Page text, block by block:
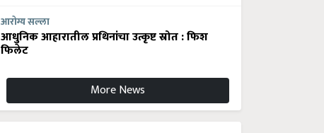
आरोग्य सल्ला
आधुनिक आहारातील प्रथिनांचा उत्कृष्ट स्रोत : फिश
फिलेट
More News